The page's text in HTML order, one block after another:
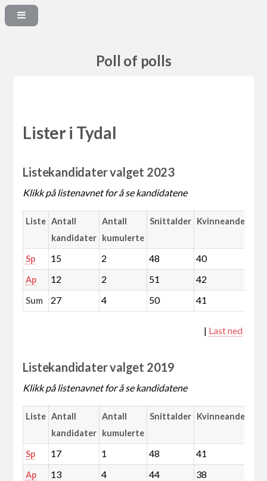
Poll of polls
Lister i Tydal
Listekandidater valget 2023
Klikk på listenavnet for å se kandidatene
Liste Antall
kandidater
Antall
kumulerte
Snittalder Kvinneandel
Sp 15 2 48 40
Ap 12 2 51 42
Sum 27 4 50 41
| Last ned
Listekandidater valget 2019
Klikk på listenavnet for å se kandidatene
Liste Antall
kandidater
Antall
kumulerte
Snittalder Kvinneandel
Sp 17 1 48 41
Ap 13 4 44 38